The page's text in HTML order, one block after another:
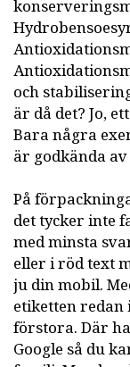
och
är då det? Jo,
Bara några
är godkända av
På
det tycker inte
med minsta
eller i röd text
ju din mobil.
etiketten redan
förstora. Där
Google så du